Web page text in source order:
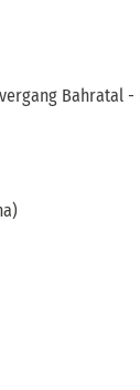
Bahratal